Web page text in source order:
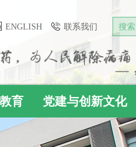
ENGLISH 联系我们 搜索
育 党建与创新文化